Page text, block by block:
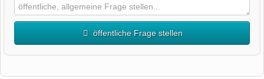
öffentliche Frage stellen